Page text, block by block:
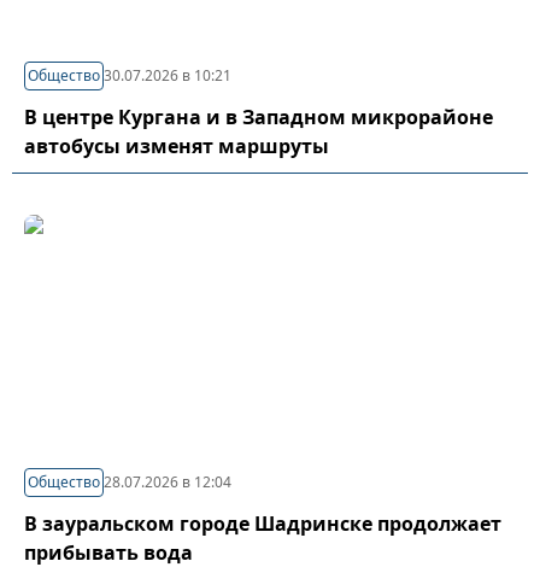
Общество30.07.2026 в 10:21
В центре Кургана и в Западном микрорайоне
автобусы изменят маршруты
Общество28.07.2026 в 12:04
В зауральском городе Шадринске продолжает
прибывать вода